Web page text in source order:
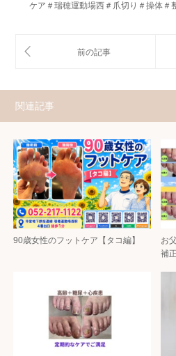
ケア＃瑞穂運動場西＃爪切り＃操体＃
関連記事
90歳女性のフットケア【タコ編】
お
補